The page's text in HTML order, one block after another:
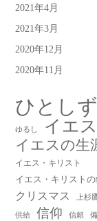
2021年4月
2021年3月
2020年12月
2020年11月
ひとしず
ゆるし イエス
イエスの生
イエス・キリスト
イエス・キリスト
クリスマス 上杉
供給 信仰 信頼